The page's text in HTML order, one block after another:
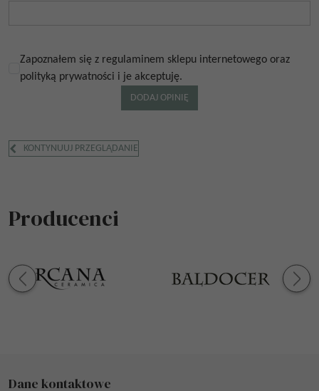
Zapoznałem się z regulaminem sklepu internetowego oraz
polityką prywatności i je akceptuję.
KONTYNUUJ PRZEGLĄDANIE
Producenci
Dane kontaktowe